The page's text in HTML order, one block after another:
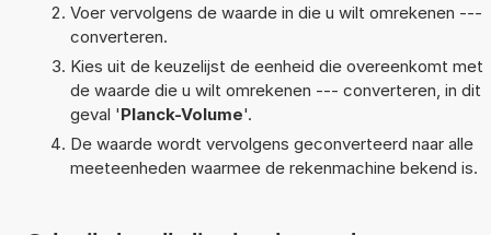
Voer vervolgens de waarde in die u wilt omrekenen ---
converteren.
Kies uit de keuzelijst de eenheid die overeenkomt met
de waarde die u wilt omrekenen --- converteren, in dit
geval 'Planck-Volume'.
De waarde wordt vervolgens geconverteerd naar alle
meeteenheden waarmee de rekenmachine bekend is.